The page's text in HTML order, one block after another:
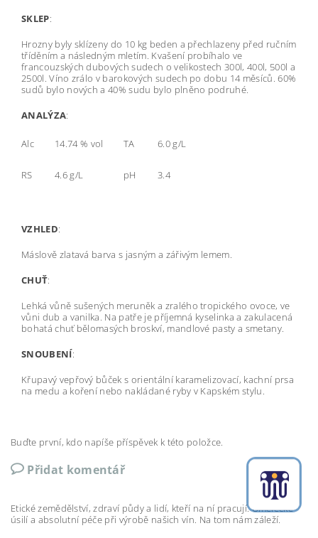
SKLEP:
Hrozny byly sklízeny do 10 kg beden a přechlazeny před ručním
tříděním a následným mletím. Kvašení probíhalo ve
francouzských dubových sudech o velikostech 300l, 400l, 500l a
2500l. Víno zrálo v barokových sudech po dobu 14 měsíců. 60%
sudů bylo nových a 40% sudu bylo plněno podruhé.
ANALÝZA:
Alc 14.74 % vol TA 6.0 g/L
RS 4.6 g/L pH 3.4
VZHLED:
Máslově zlatavá barva s jasným a zářivým lemem.
CHUŤ:
Lehká vůně sušených meruněk a zralého tropického ovoce, ve
vůni dub a vanilka. Na patře je příjemná kyselinka a zakulacená
bohatá chuť bělomasých broskví, mandlové pasty a smetany.
SNOUBENÍ:
Křupavý vepřový bůček s orientální karamelizovací, kachní prsa
na medu a koření nebo nakládané ryby v Kapském stylu.
Buďte první, kdo napíše příspěvek k této položce.
Přidat komentář
Etické zemědělství, zdraví půdy a lidí, kteří na ní pracují. Umělecké
úsilí a absolutní péče při výrobě našich vín. Na tom nám záleží.